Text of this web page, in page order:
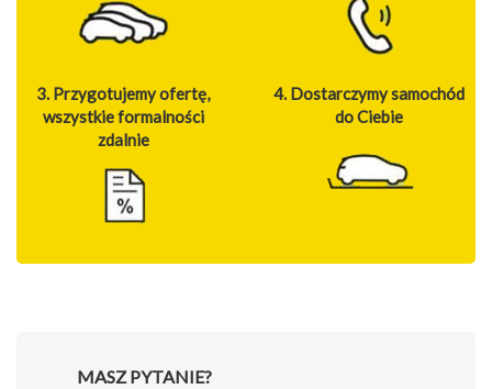
3. Przygotujemy ofertę,
wszystkie formalności
zdalnie
4. Dostarczymy samochód
do Ciebie
MASZ PYTANIE?